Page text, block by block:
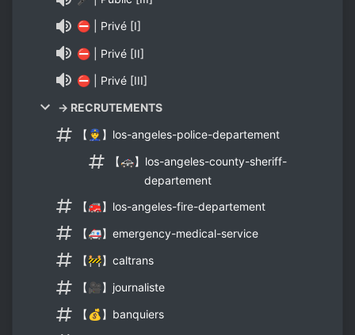
⛔ | Privé [I]
⛔ | Privé [II]
⛔ | Privé [III]
→ RECRUTEMENTS
【👮】los-angeles-police-departement
【🚓】los-angeles-county-sheriff-
departement
【🚒】los-angeles-fire-departement
【🚑】emergency-medical-service
【🚧】caltrans
【🎥】journaliste
【💰】banquiers